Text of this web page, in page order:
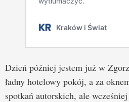
Dzień później jestem już w
ładny hotelowy pokój, a za
spotkań autorskich, ale